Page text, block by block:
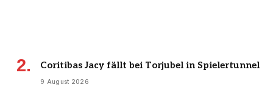
Coritibas Jacy fällt bei Torjubel in Spielertunnel
9 August 2026